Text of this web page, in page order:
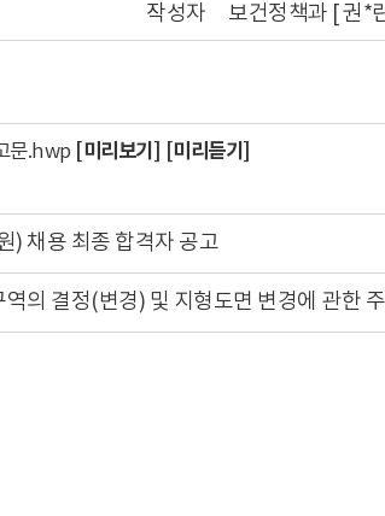
작성자 보건정책과 [ 권
문.hwp [미리보기]
[미리듣기]
) 채용 최종 합격자 공고
의 결정(변경) 및 지형도면 변경에 관한